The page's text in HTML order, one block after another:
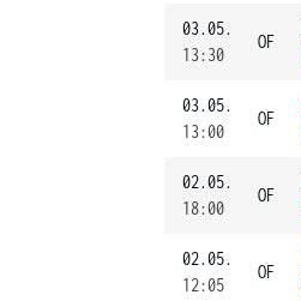
03.05.
13:30
OF
03.05.
13:00
OF
02.05.
18:00
OF
02.05.
12:05
OF